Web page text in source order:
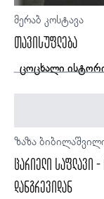
მერაბ კოსტავა
თავისუფლება
ცოცხალი
ზაზა
ცარიელი საფლავი
დანგრევიდან